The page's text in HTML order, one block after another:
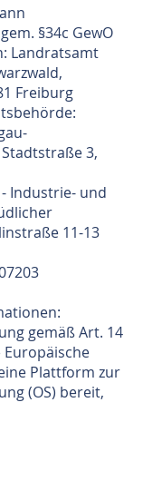
§34c GewO
Landratsamt
Freiburg
3,
Industrie- und
11-13
gemäß Art. 14
Europäische
Plattform zur
(OS) bereit,